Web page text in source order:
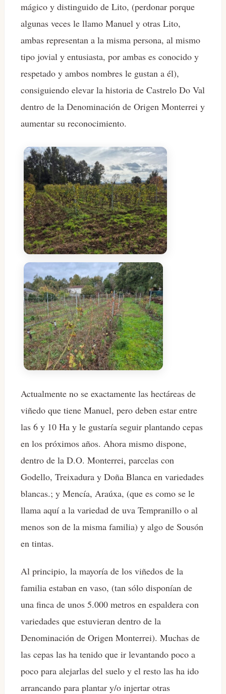
mágico y distinguido de Lito, (perdonar porque
algunas veces le llamo Manuel y otras Lito,
ambas representan a la misma persona, al mismo
tipo jovial y entusiasta, por ambas es conocido y
respetado y ambos nombres le gustan a él),
consiguiendo elevar la historia de Castrelo Do Val
dentro de la Denominación de Origen Monterrei y
aumentar su reconocimiento.
Actualmente no se exactamente las hectáreas de
viñedo que tiene Manuel, pero deben estar entre
las 6 y 10 Ha y le gustaría seguir plantando cepas
en los próximos años. Ahora mismo dispone,
dentro de la D.O. Monterrei, parcelas con
Godello, Treixadura y Doña Blanca en variedades
blancas.; y Mencía, Araúxa, (que es como se le
llama aquí a la variedad de uva Tempranillo o al
menos son de la misma familia) y algo de Sousón
en tintas.
Al principio, la mayoría de los viñedos de la
familia estaban en vaso, (tan sólo disponían de
una finca de unos 5.000 metros en espaldera con
variedades que estuvieran dentro de la
Denominación de Origen Monterrei). Muchas de
las cepas las ha tenido que ir levantando poco a
poco para alejarlas del suelo y el resto las ha ido
arrancando para plantar y/o injertar otras